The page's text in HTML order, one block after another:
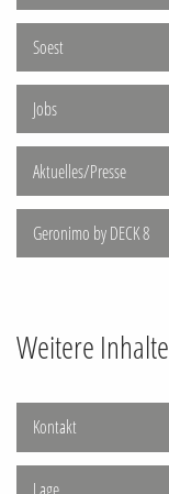
Soest
Jobs
Aktuelles/Presse
Geronimo by DECK 8
Weitere Inhalte
Kontakt